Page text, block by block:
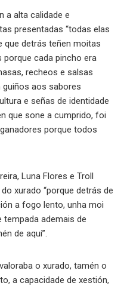
a alta calidade e
presentadas “todas elas
que detrás teñen moitas
porque cada pincho era
recheos e salsas
guiños aos sabores
e señas de identidade
que sone a cumprido, foi
porque todos
Luna Flores e Troll
xurado “porque detrás de
a fogo lento, unha moi
ademais de
de aquí”.
o xurado, tamén o
a capacidade de xestión,